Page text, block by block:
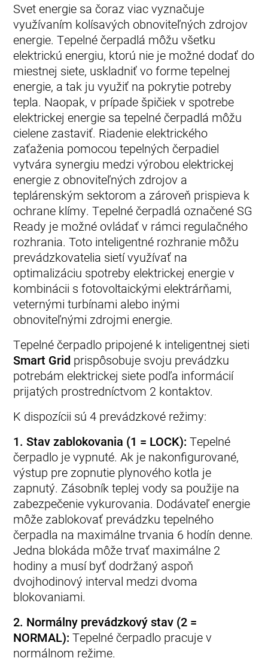
Svet energie sa čoraz viac vyznačuje
využívaním kolísavých obnoviteľných zdrojov
energie. Tepelné čerpadlá môžu všetku
elektrickú energiu, ktorú nie je možné dodať do
miestnej siete, uskladniť vo forme tepelnej
energie, a tak ju využiť na pokrytie potreby
tepla. Naopak, v prípade špičiek v spotrebe
elektrickej energie sa tepelné čerpadlá môžu
cielene zastaviť. Riadenie elektrického
zaťaženia pomocou tepelných čerpadiel
vytvára synergiu medzi výrobou elektrickej
energie z obnoviteľných zdrojov a
teplárenským sektorom a zároveň prispieva k
ochrane klímy. Tepelné čerpadlá označené SG
Ready je možné ovládať v rámci regulačného
rozhrania. Toto inteligentné rozhranie môžu
prevádzkovatelia sietí využívať na
optimalizáciu spotreby elektrickej energie v
kombinácii s fotovoltaickými elektrárňami,
veternými turbínami alebo inými
obnoviteľnými zdrojmi energie.
Tepelné čerpadlo pripojené k inteligentnej sieti
Smart Grid prispôsobuje svoju prevádzku
potrebám elektrickej siete podľa informácií
prijatých prostredníctvom 2 kontaktov.
K dispozícii sú 4 prevádzkové režimy:
1. Stav zablokovania (1 = LOCK): Tepelné
čerpadlo je vypnuté. Ak je nakonfigurované,
výstup pre zopnutie plynového kotla je
zapnutý. Zásobník teplej vody sa použije na
zabezpečenie vykurovania. Dodávateľ energie
môže zablokovať prevádzku tepelného
čerpadla na maximálne trvania 6 hodín denne.
Jedna blokáda môže trvať maximálne 2
hodiny a musí byť dodržaný aspoň
dvojhodinový interval medzi dvoma
blokovaniami.
2. Normálny prevádzkový stav (2 =
NORMAL): Tepelné čerpadlo pracuje v
normálnom režime.